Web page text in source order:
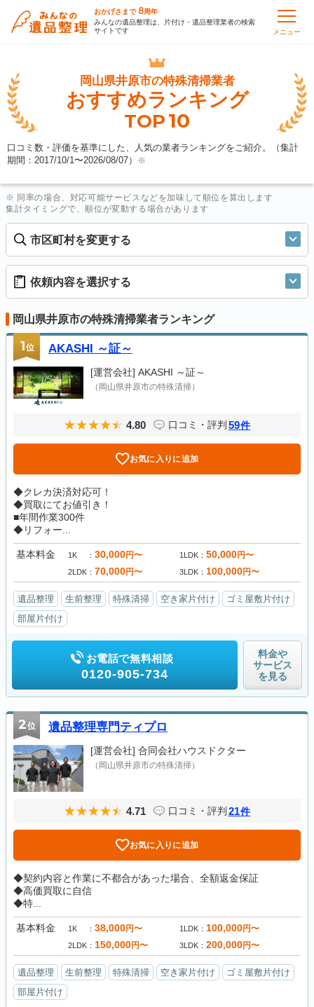
おかげさまで 8周年
みんなの遺品整理は、片付け・遺品整理業者の検索
サイトです
メニュー
岡山県井原市の特殊清掃業者
おすすめランキング
TOP10
口コミ数・評価を基準にした、人気の業者ランキングをご紹介。（集計
期間：2017/10/1〜2026/08/07） ※
※ 同率の場合、対応可能サービスなどを加味して順位を算出します
集計タイミングで、順位が変動する場合があります
市区町村を変更する
依頼内容を選択する
岡山県井原市の特殊清掃業者ランキング
1位 AKASHI ～証～
[運営会社] AKASHI ～証～
（岡山県井原市の特殊清掃）
4.80 口コミ・評判 59件
お気に入りに追加
◆クレカ決済対応可！
◆買取にてお値引き！
■年間作業300件
◆リフォー...
基本料金 1K 30,000円〜 1LDK 50,000円〜
2LDK 70,000円〜 3LDK 100,000円〜
遺品整理 生前整理 特殊清掃 空き家片付け
ゴミ屋敷片付け
部屋片付け
お電話で無料相談
0120-905-734
料金や
サービス
を見る
2位 遺品整理専門ティプロ
[運営会社] 合同会社ハウスドクター
（岡山県井原市の特殊清掃）
4.71 口コミ・評判 21件
お気に入りに追加
◆契約内容と作業に不都合があった場合、全額返金保証
◆高価買取に自信
◆特...
基本料金 1K 38,000円〜 1LDK 100,000円〜
2LDK 150,000円〜 3LDK 200,000円〜
遺品整理 生前整理 特殊清掃 空き家片付け
ゴミ屋敷片付け
部屋片付け